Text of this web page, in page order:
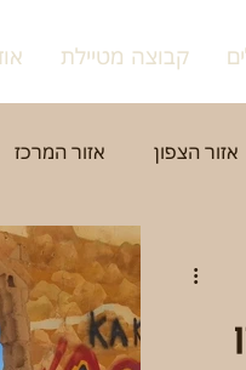
קבוצה מטיילת
אזור הצפון אזור המרכז
הרצליה
שווקים, יין, שמן וגבינות